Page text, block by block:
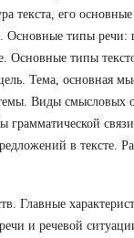
текста, его
типы речи:
Основные типы
Тема, основная
темы. Виды
грамматической
в тексте.
Главные
и речевой